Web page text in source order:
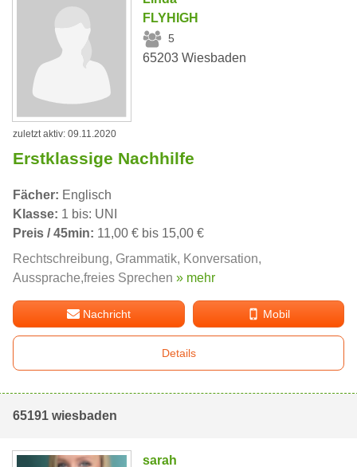
FLYHIGH
5
65203 Wiesbaden
zuletzt aktiv: 09.11.2020
Erstklassige Nachhilfe
Fächer: Englisch
Klasse: 1 bis: UNI
Preis / 45min: 11,00 € bis 15,00 €
Rechtschreibung, Grammatik, Konversation,
Aussprache,freies Sprechen » mehr
Nachricht Mobil
Details
65191 wiesbaden
sarah